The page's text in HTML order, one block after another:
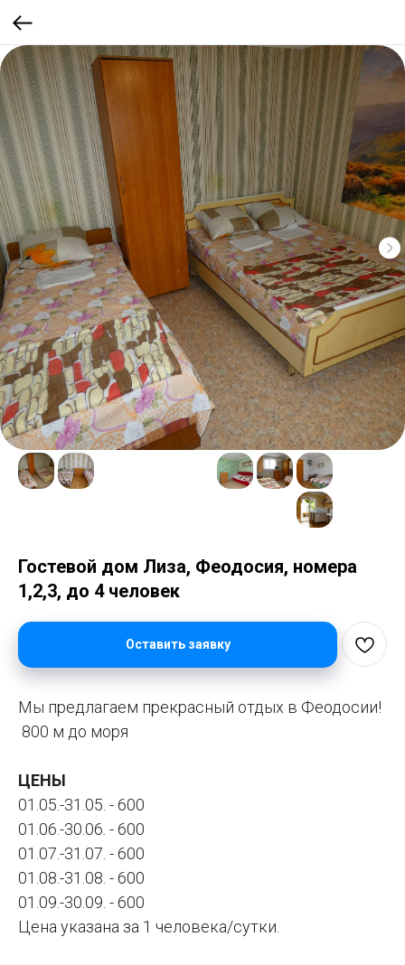
Гостевой дом Лиза, Феодосия, номера
1,2,3, до 4 человек
Оставить заявку
Мы предлагаем прекрасный отдых в Феодосии!
800 м до моря
ЦЕНЫ
01.05.-31.05. - 600
01.06.-30.06. - 600
01.07.-31.07. - 600
01.08.-31.08. - 600
01.09.-30.09. - 600
Цена указана за 1 человека/сутки.